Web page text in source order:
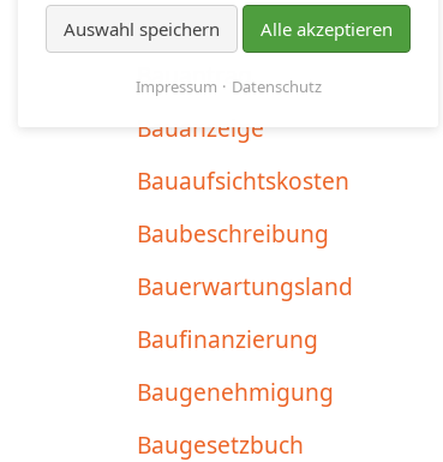
Auswahl speichern Alle akzeptieren
Impressum Datenschutz
Bauantrag
Bauanzeige
Bauaufsichtskosten
Baubeschreibung
Bauerwartungsland
Baufinanzierung
Baugenehmigung
Baugesetzbuch